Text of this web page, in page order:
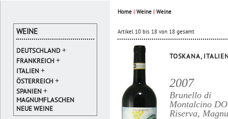
Home | Weine | Weine
Artikel 10 bis 18 von 18 gesamt
TOSKANA,
2007
Brunello di
Montalcino
Riserva,
WEINE
DEUTSCHLAND+
FRANKREICH+
ITALIEN+
ÖSTERREICH+
SPANIEN+
MAGNUMFLASCHEN
NEUE WEINE